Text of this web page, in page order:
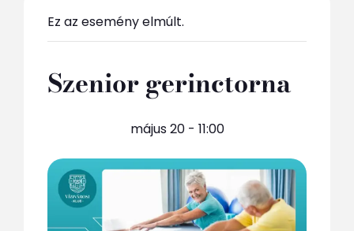
Ez az esemény elmúlt.
Szenior gerinctorna
május 20 - 11:00